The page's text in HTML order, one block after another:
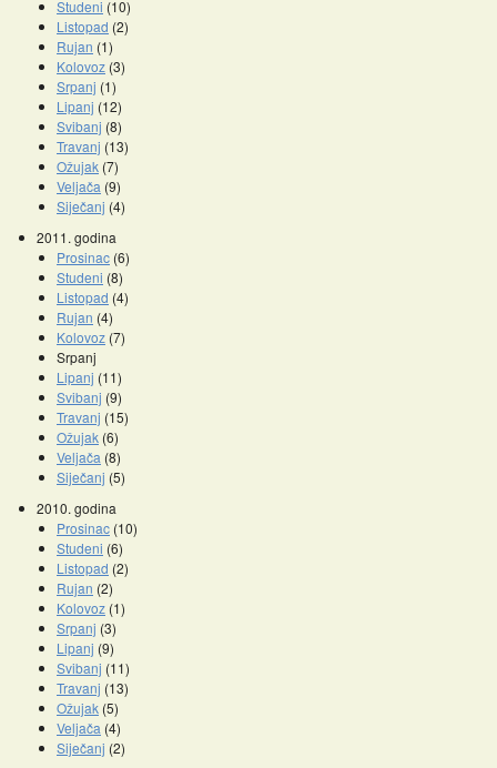
Studeni (10)
Listopad (2)
Rujan (1)
Kolovoz (3)
Srpanj (1)
Lipanj (12)
Svibanj (8)
Travanj (13)
Ožujak (7)
Veljača (9)
Siječanj (4)
2011. godina
Prosinac (6)
Studeni (8)
Listopad (4)
Rujan (4)
Kolovoz (7)
Srpanj
Lipanj (11)
Svibanj (9)
Travanj (15)
Ožujak (6)
Veljača (8)
Siječanj (5)
2010. godina
Prosinac (10)
Studeni (6)
Listopad (2)
Rujan (2)
Kolovoz (1)
Srpanj (3)
Lipanj (9)
Svibanj (11)
Travanj (13)
Ožujak (5)
Veljača (4)
Siječanj (2)